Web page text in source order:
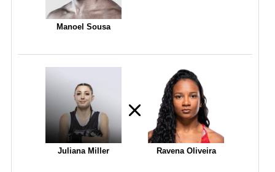
Manoel Sousa
Juliana Miller Ravena Oliveira